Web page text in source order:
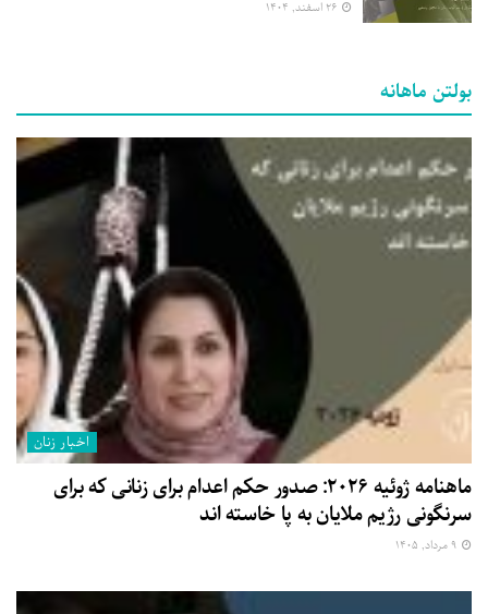
بولتن ماهانه
اخبار زنان
ماهنامه ژوئیه ۲۰۲۶: صدور حکم اعدام برای زنانی که برای
سرنگونی رژیم ملایان به پا خاسته اند